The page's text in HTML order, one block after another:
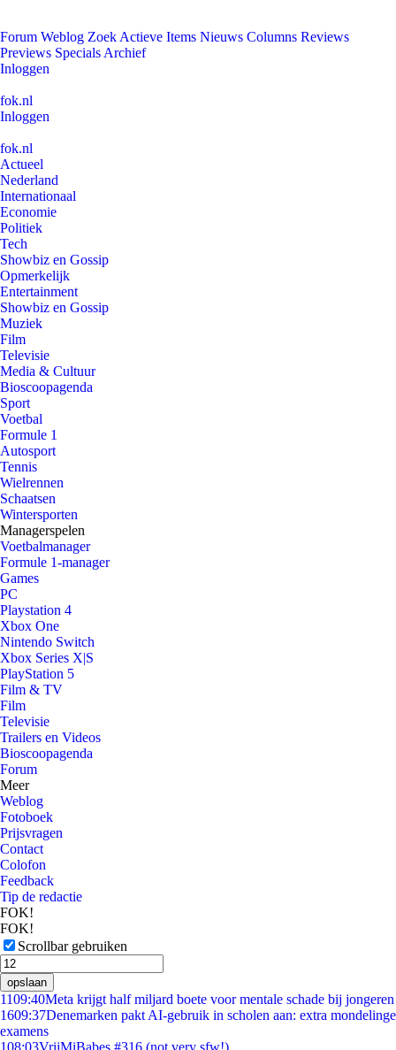
Forum Weblog Zoek Actieve Items Nieuws Columns Reviews
Previews Specials Archief
Inloggen
fok.nl
Inloggen
fok.nl
Actueel
Nederland
Internationaal
Economie
Politiek
Tech
Showbiz en Gossip
Opmerkelijk
Entertainment
Showbiz en Gossip
Muziek
Film
Televisie
Media & Cultuur
Bioscoopagenda
Sport
Voetbal
Formule 1
Autosport
Tennis
Wielrennen
Schaatsen
Wintersporten
Managerspelen
Voetbalmanager
Formule 1-manager
Games
PC
Playstation 4
Xbox One
Nintendo Switch
Xbox Series X|S
PlayStation 5
Film & TV
Film
Televisie
Trailers en Videos
Bioscoopagenda
Forum
Meer
Weblog
Fotoboek
Prijsvragen
Contact
Colofon
Feedback
Tip de redactie
FOK!
FOK!
Scrollbar gebruiken
opslaan
1109:40Meta krijgt half miljard boete voor mentale schade bij jongeren
1609:37Denemarken pakt AI-gebruik in scholen aan: extra mondelinge
examens
108:03VrijMiBabes #316 (not very sfw!)